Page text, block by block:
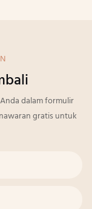
dalam formulir
gratis untuk